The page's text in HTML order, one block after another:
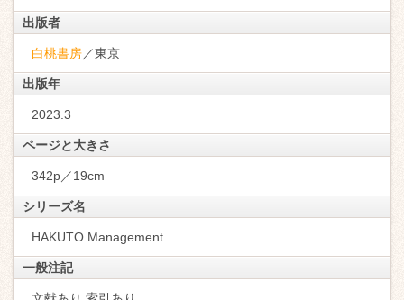
出版者
白桃書房／東京
出版年
2023.3
ページと大きさ
342p／19cm
シリーズ名
HAKUTO Management
一般注記